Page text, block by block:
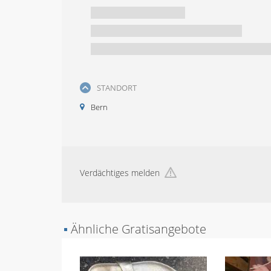
STANDORT
Bern
Verdächtiges melden
▪ Ähnliche Gratisangebote